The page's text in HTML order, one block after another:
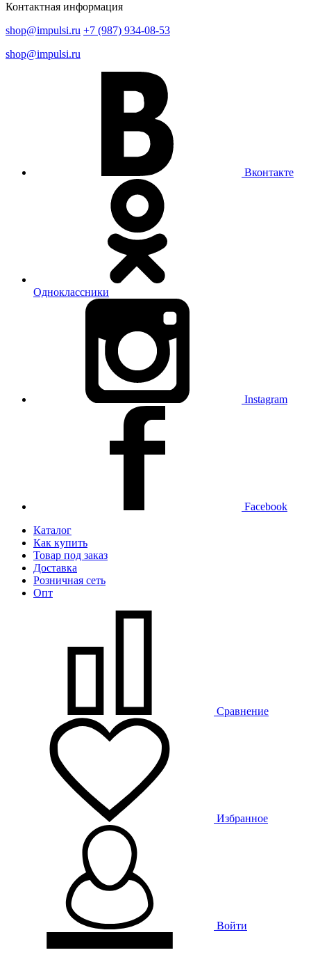
Контактная информация
shop@impulsi.ru +7 (987) 934-08-53
shop@impulsi.ru
Вконтакте
Одноклассники
Instagram
Facebook
Каталог
Как купить
Товар под заказ
Доставка
Розничная сеть
Опт
Сравнение
Избранное
Войти